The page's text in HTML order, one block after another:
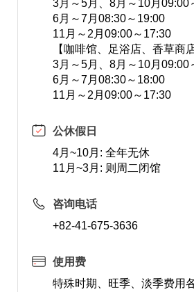
3月～5月、8月～10月09:00
6月～7月08:30～19:00
11月～2月09:00～17:30
【咖啡馆、足浴店、香草商店
3月～5月、8月～10月09:00
6月～7月08:30～18:00
11月～2月09:00～17:30
公休假日
4月~10月: 全年无休
11月~3月: 则周二闭馆
咨询电话
+82-41-675-3636
使用费
特殊时期、旺季、淡季费用